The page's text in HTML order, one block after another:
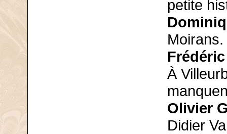
petite
Moirans.
À
Olivier
Didier